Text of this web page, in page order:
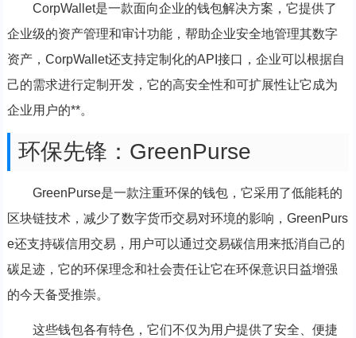
CorpWallet是一款面向企业的钱包解决方案，它提供了
企业级的资产管理和审计功能，帮助企业安全地管理其数字
资产，CorpWallet还支持定制化的API接口，企业可以根据自
己的需求进行定制开发，它的高安全性和可扩展性让它成为
企业用户的**。
环保先锋：GreenPurse
GreenPurse是一款注重环保的钱包，它采用了低能耗的
区块链技术，减少了数字货币交易对环境的影响，GreenPurs
e还支持碳信用交易，用户可以通过交易碳信用来抵消自己的
碳足迹，它的环保理念和社会责任让它在环保意识日益增强
的今天备受推崇。
这些钱包各有特色，它们不仅为用户提供了安全、便捷